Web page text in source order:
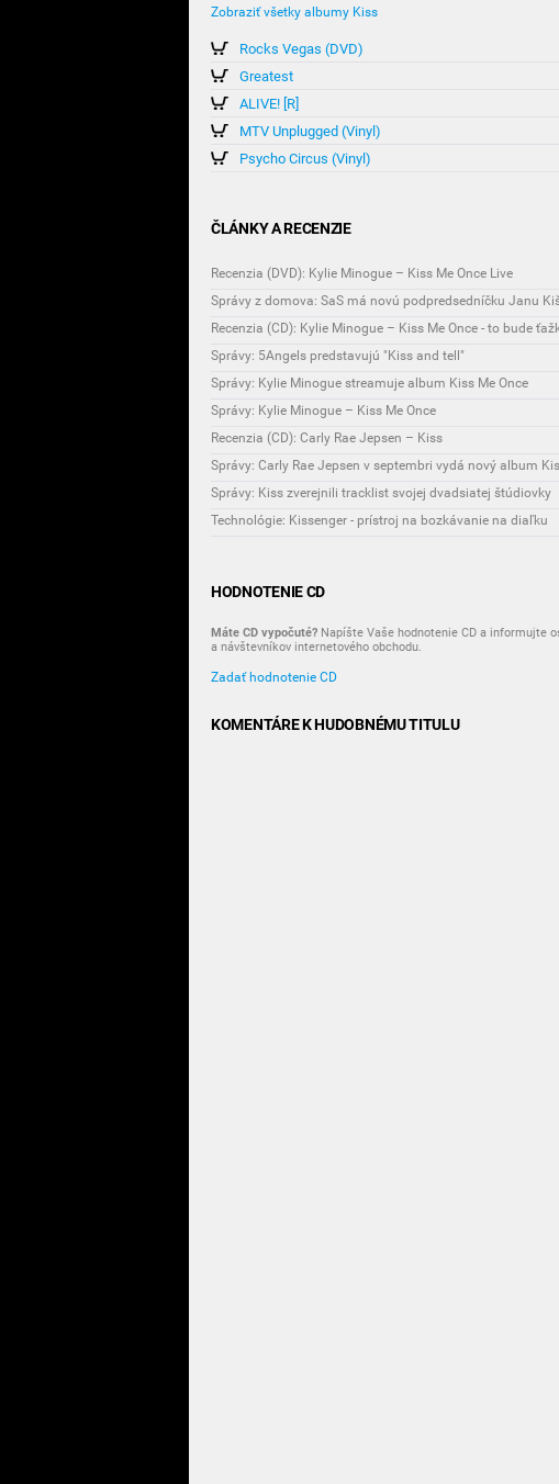
Zobraziť všetky albumy Kiss
Rocks Vegas (DVD)
Greatest
ALIVE! [R]
MTV Unplugged (Vinyl)
Psycho Circus (Vinyl)
ČLÁNKY A RECENZIE
Recenzia (DVD): Kylie Minogue – Kiss Me Once Live
Správy z domova: SaS má novú podpredsedníčku Janu
Recenzia (CD): Kylie Minogue – Kiss Me Once - to bude
Správy: 5Angels predstavujú "Kiss and tell"
Správy: Kylie Minogue streamuje album Kiss Me Once
Správy: Kylie Minogue – Kiss Me Once
Recenzia (CD): Carly Rae Jepsen – Kiss
Správy: Carly Rae Jepsen v septembri vydá nový album
Správy: Kiss zverejnili tracklist svojej dvadsiatej štúdiovky
Technológie: Kissenger - prístroj na bozkávanie na diaľku
HODNOTENIE CD
Máte CD vypočuté? Napíšte Vaše hodnotenie CD a informujte
a návštevníkov internetového obchodu.
Zadať hodnotenie CD
KOMENTÁRE K HUDOBNÉMU TITULU